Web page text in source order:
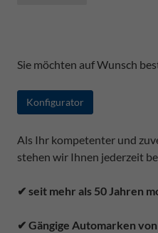
Sie möchten auf Wunsch
Konfigurator
Als Ihr kompetenter und
stehen wir Ihnen jederzeit
✔ seit mehr als 50 Jahren
✔ Gängige Automarken